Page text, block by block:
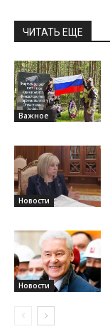
ЧИТАТЬ ЕЩЕ
Важное
Новости
Новости